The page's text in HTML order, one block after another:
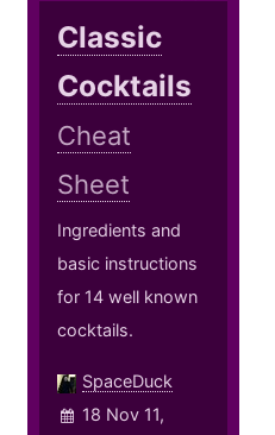
Classic
Cocktails
Cheat
Sheet
Ingredients and
basic instructions
for 14 well known
cocktails.
SpaceDuck
18 Nov 11,